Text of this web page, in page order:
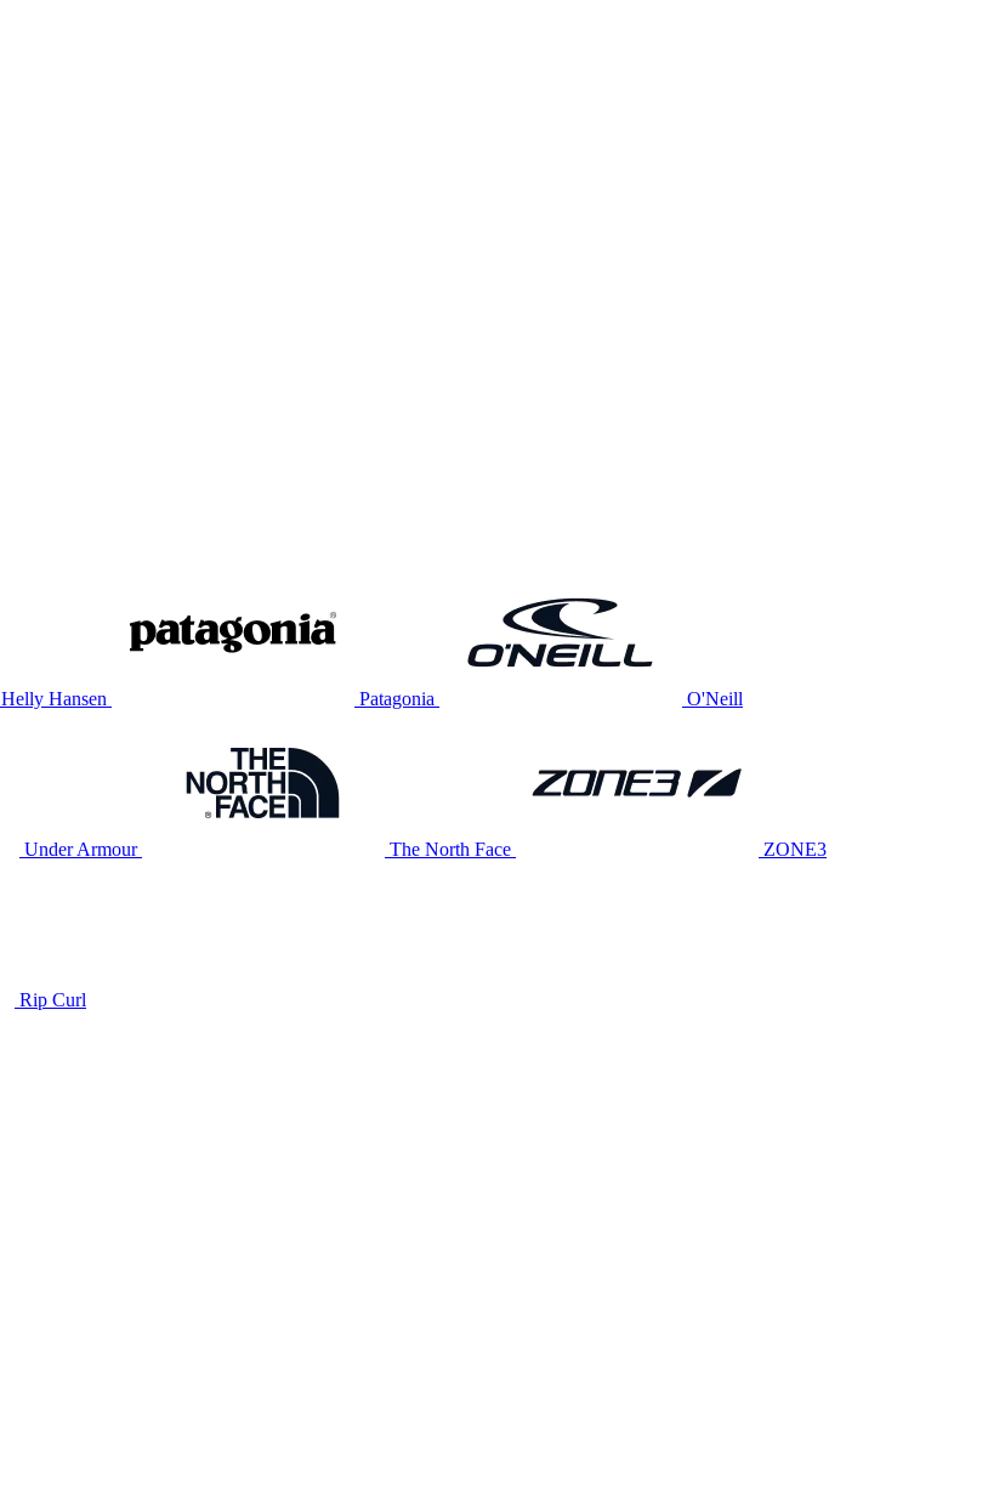
Helly Hansen Patagonia O'Neill
Under Armour The North Face ZONE3
Rip Curl